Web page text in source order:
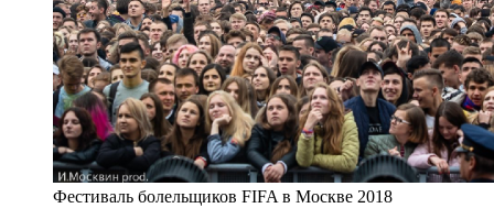
Фестиваль болельщиков FIFA в Москве 2018